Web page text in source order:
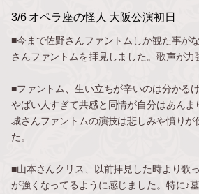
3/6 オペラ座の怪人 大阪公演初日
■今まで佐野さんファントムしか観た事が
さんファントムを拝見しました。歌声が力
■ファントム、生い立ちが辛いのは分かる
やばい人すぎて共感と同情が自分はあん
城さんファントムの演技は悲しみや憤りが
た。
■山本さんクリス、以前拝見した時より歌
が強くなってるように感じました。特に♪